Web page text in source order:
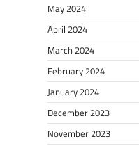
May 2024
April 2024
March 2024
February 2024
January 2024
December 2023
November 2023